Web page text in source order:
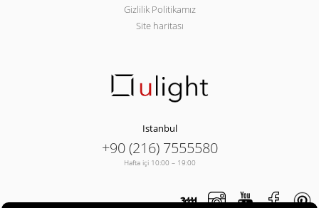
Gizlilik Politikamız
Site haritası
Istanbul
+90 (216) 7555580
Hafta içi 10:00 – 19:00